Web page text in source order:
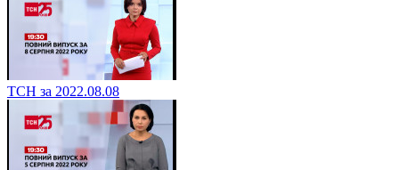
ТСН за 2022.08.08